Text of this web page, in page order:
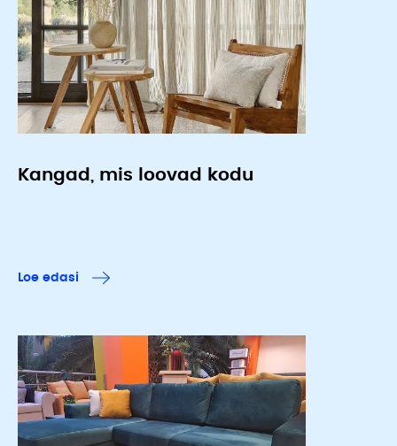
Kangad, mis loovad kodu
Loe edasi